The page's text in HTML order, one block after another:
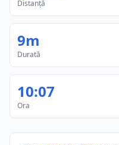
Distanță
9m
Durată
10:07
Ora